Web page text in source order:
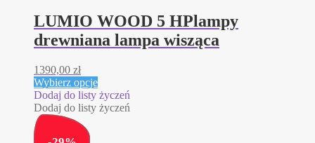
LUMIO WOOD 5 HPlampy
drewniana lampa wisząca
1390,00 zł
Wybierz opcjeTen
produkt
ma
Dodaj do listy życzeń
Dodaj do listy życzeń